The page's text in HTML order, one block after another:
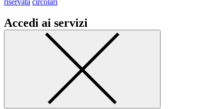
Accedi ai servizi